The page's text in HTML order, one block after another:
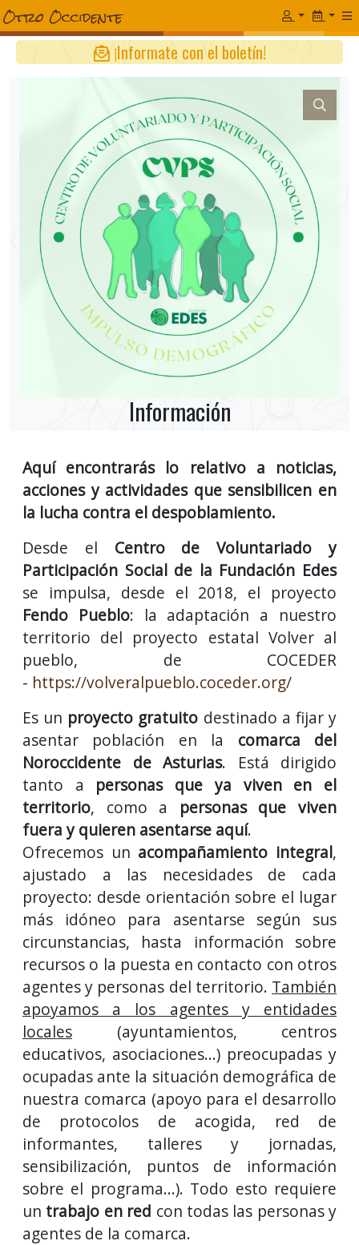
¡Informate con el boletín!
Información
Aquí encontrarás lo relativo a noticias,
acciones y actividades que sensibilicen en
la lucha contra el despoblamiento.
Desde el Centro de Voluntariado y
Participación Social de la Fundación Edes
se impulsa, desde el 2018, el proyecto
Fendo Pueblo: la adaptación a nuestro
territorio del proyecto estatal Volver al
pueblo, de COCEDER
- https://volveralpueblo.coceder.org/
Es un proyecto gratuito destinado a fijar y
asentar población en la comarca del
Noroccidente de Asturias. Está dirigido
tanto a personas que ya viven en el
territorio, como a personas que viven
fuera y quieren asentarse aquí.
Ofrecemos un acompañamiento integral,
ajustado a las necesidades de cada
proyecto: desde orientación sobre el lugar
más idóneo para asentarse según sus
circunstancias, hasta información sobre
recursos o la puesta en contacto con otros
agentes y personas del territorio. También
apoyamos a los agentes y entidades
locales (ayuntamientos, centros
educativos, asociaciones...) preocupadas y
ocupadas ante la situación demográfica de
nuestra comarca (apoyo para el desarrollo
de protocolos de acogida, red de
informantes, talleres y jornadas,
sensibilización, puntos de información
sobre el programa...). Todo esto requiere
un trabajo en red con todas las personas y
agentes de la comarca.